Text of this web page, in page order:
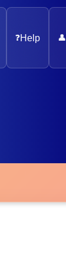
❓Help 👤